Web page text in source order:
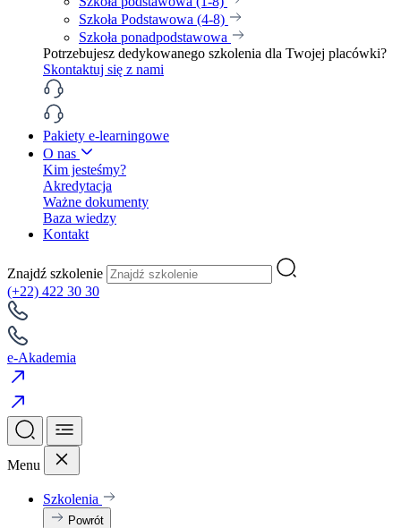
Szkoła Podstawowa (4-8)
Szkoła ponadpodstawowa
Potrzebujesz dedykowanego szkolenia dla Twojej placówki?
Skontaktuj się z nami
Pakiety e-learningowe
O nas
Kim jesteśmy?
Akredytacja
Ważne dokumenty
Baza wiedzy
Kontakt
Znajdź szkolenie
(+22) 422 30 30
e-Akademia
Menu
Szkolenia
Powrót